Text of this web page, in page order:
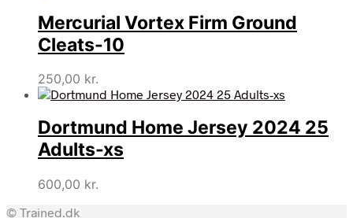
var:
200,00 kr..
er:
196,88 kr..
Mercurial Vortex Firm Ground
Cleats-10
250,00 kr.
Dortmund Home Jersey 2024 25
Adults-xs
600,00 kr.
© Trained.dk